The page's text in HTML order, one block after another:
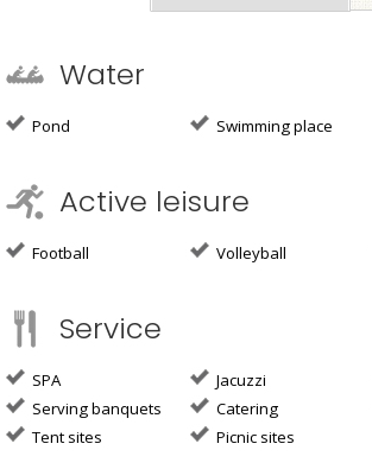
Water
Pond Swimming place
Active leisure
Football Volleyball
Service
SPA Jacuzzi
Serving banquets
Catering
Tent sites
Picnic sites